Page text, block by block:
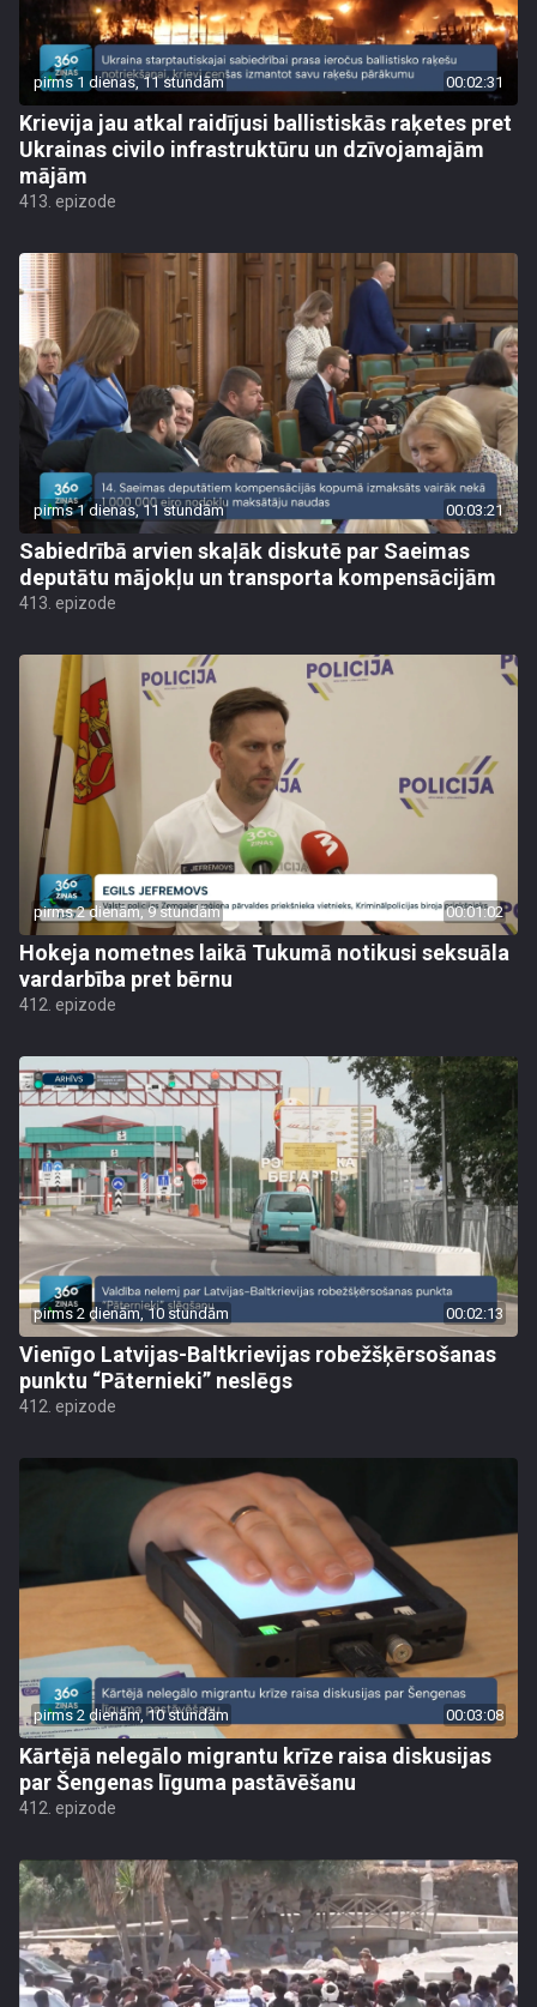
pirms 1 dienas, 11 stundām 00:02:31
Krievija jau atkal raidījusi ballistiskās raķetes pret
Ukrainas civilo infrastruktūru un dzīvojamajām
mājām
413. epizode
pirms 1 dienas, 11 stundām 00:03:21
Sabiedrībā arvien skaļāk diskutē par Saeimas
deputātu mājokļu un transporta kompensācijām
413. epizode
pirms 2 dienām, 9 stundām 00:01:02
Hokeja nometnes laikā Tukumā notikusi seksuāla
vardarbība pret bērnu
412. epizode
pirms 2 dienām, 10 stundām 00:02:13
Vienīgo Latvijas-Baltkrievijas robežšķērsošanas
punktu “Pāternieki” neslēgs
412. epizode
pirms 2 dienām, 10 stundām 00:03:08
Kārtējā nelegālo migrantu krīze raisa diskusijas
par Šengenas līguma pastāvēšanu
412. epizode